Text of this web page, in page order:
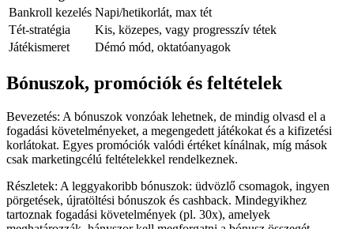
Bankroll kezelés Napi/hetikorlát, max tét
Tét-stratégia
Kis, közepes, vagy progresszív tétek
Játékismeret
Démó mód, oktatóanyagok
Bónuszok, promóciók és feltételek
Bevezetés: A bónuszok vonzóak lehetnek, de mindig olvasd el a
fogadási követelményeket, a megengedett játékokat és a kifizetési
korlátokat. Egyes promóciók valódi értéket kínálnak, míg mások
csak marketingcélú feltételekkel rendelkeznek.
Részletek: A leggyakoribb bónuszok: üdvözlő csomagok, ingyen
pörgetések, újratöltési bónuszok és cashback. Mindegyikhez
tartoznak fogadási követelmények (pl. 30x), amelyek